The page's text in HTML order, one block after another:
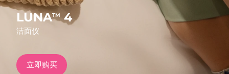
LUNATM4
洁面仪
立即购买
特别优惠
法国 预计送达日期
德国 预计送达日期
加拿大 预计送达日期 15/8/26